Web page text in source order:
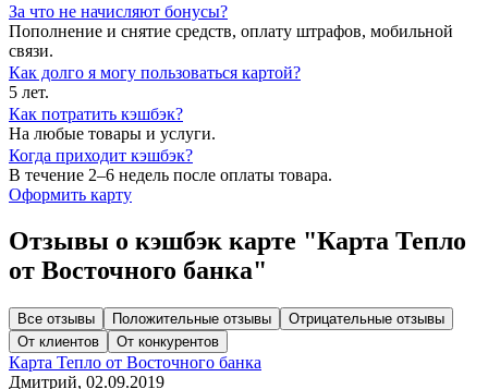
За что не начисляют бонусы?
Пополнение и снятие средств, оплату штрафов, мобильной
связи.
Как долго я могу пользоваться картой?
5 лет.
Как потратить кэшбэк?
На любые товары и услуги.
Когда приходит кэшбэк?
В течение 2–6 недель после оплаты товара.
Оформить карту
Отзывы о кэшбэк карте "Карта Тепло
от Восточного банка"
Все отзывы Положительные отзывы
Отрицательные отзывы
От клиентов
От конкурентов
Карта Тепло от Восточного банка
Дмитрий, 02.09.2019